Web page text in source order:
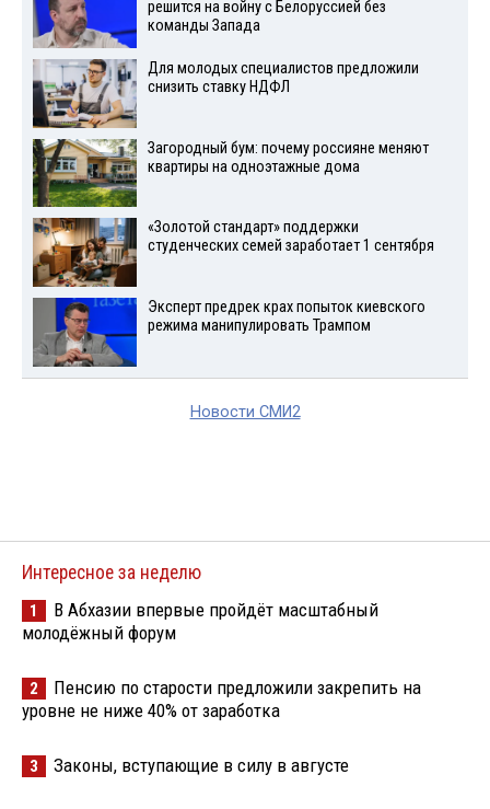
решится на войну с Белоруссией без
команды Запада
Для молодых специалистов предложили
снизить ставку НДФЛ
Загородный бум: почему россияне меняют
квартиры на одноэтажные дома
«Золотой стандарт» поддержки
студенческих семей заработает 1 сентября
Эксперт предрек крах попыток киевского
режима манипулировать Трампом
Новости СМИ2
Интересное за неделю
1
В Абхазии впервые пройдёт масштабный
молодёжный форум
2
Пенсию по старости предложили закрепить на
уровне не ниже 40% от заработка
3 Законы, вступающие в силу в августе